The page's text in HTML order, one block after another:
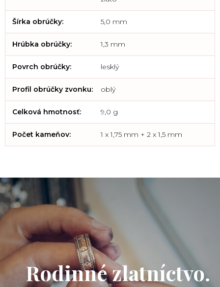
Šírka obrúčky: 5,0 mm
Hrúbka obrúčky: 1,3 mm
Povrch obrúčky: lesklý
Profil obrúčky zvonku: oblý
Celková hmotnosť: 9,0 g
Počet kameňov: 1 x 1,75 mm + 2 x 1,5 mm
Rodinné zlatníctvo.